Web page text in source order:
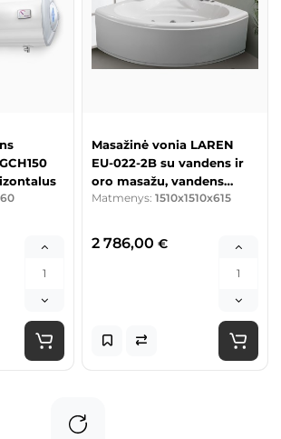
Masažinė vonia LAREN
EU-022-2B su vandens ir
oro masažu, vandens
šildytuvu
Matmenys: 1510x1510x615
2 786,00 €